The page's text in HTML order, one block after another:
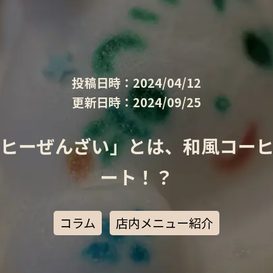
投稿日時：2024/04/12
更新日時：2024/09/25
ーぜんざい」とは、和風コー
ート！？
コラム 店内メニュー紹介